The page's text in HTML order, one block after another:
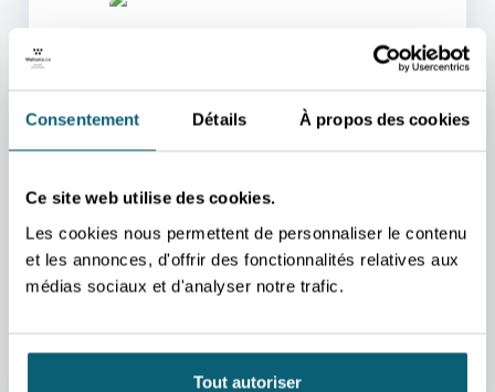
Consentement Détails À propos des cookies
Ce site web utilise des cookies.
Les cookies nous permettent de personnaliser le contenu
et les annonces, d'offrir des fonctionnalités relatives aux
médias sociaux et d'analyser notre trafic.
Tout autoriser
L'UN DE NOS CONSEILLERS
POURRA VOUS AIDER
Nous nous occupons de vous rediriger vers la
personne qui vous aidera au mieux.